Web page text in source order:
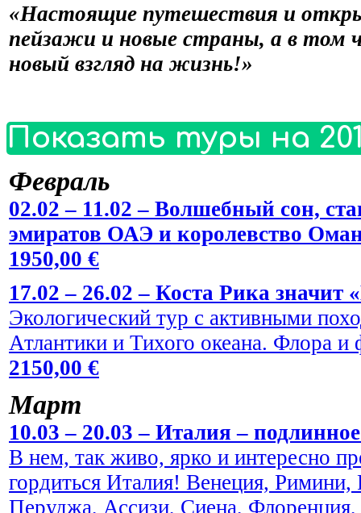
«Настоящие путешествия и
пейзажи и новые страны, а в том
новый взгляд на жизнь!»
Показать туры на
Февраль
02.02 – 11.02 – Волшебный сон,
эмиратов ОАЭ и королевство
1950,00 €
17.02 – 26.02 – Коста Рика значит
Экологический тур с активными
Атлантики и Тихого океана. Флора
2150,00 €
Maрт
10.03 – 20.03 – Италия –
В нем, так живо, ярко и интересно
гордиться Италия! Венеция,
Перуджа, Ассизи, Сиена,